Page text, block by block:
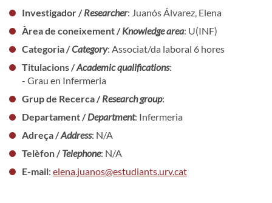
Investigador /Researcher: Juanós Álvarez, Elena
Àrea de coneixement /Knowledge area: U(INF)
Categoria /Category: Associat/da laboral 6 hores
Titulacions /Academic qualifications:
- Grau en Infermeria
Grup de Recerca /Research group:
Departament /Department: Infermeria
Adreça /Address: N/A
Telèfon /Telephone: N/A
E-mail: elena.juanos@estudiants.urv.cat